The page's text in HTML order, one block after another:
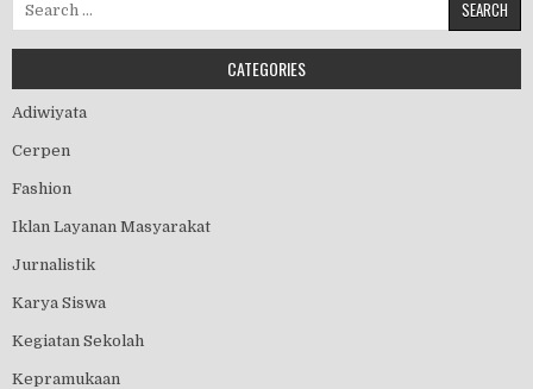
CATEGORIES
Adiwiyata
Cerpen
Fashion
Iklan Layanan Masyarakat
Jurnalistik
Karya Siswa
Kegiatan Sekolah
Kepramukaan